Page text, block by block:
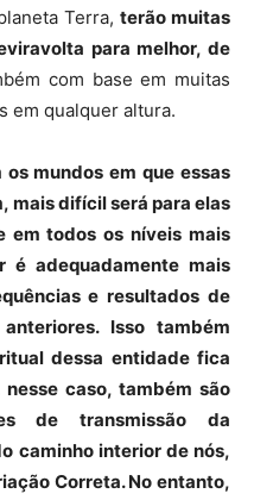
Terra, terão muitas
para melhor, de
com base em muitas
em qualquer altura.
mundos em que essas
mais difícil será para elas
em todos os níveis mais
é adequadamente mais
e resultados de
Isso também
dessa entidade fica
caso, também são
de transmissão da
caminho interior de nós,
Correta. No entanto,